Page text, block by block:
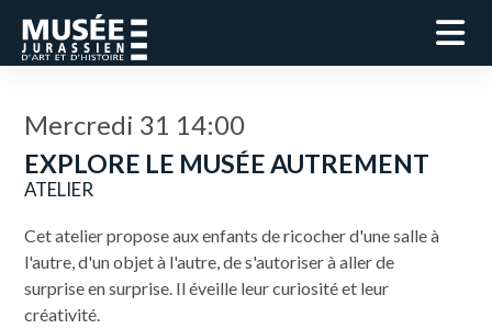
Mercredi 31 14:00
EXPLORE LE MUSÉE AUTREMENT
ATELIER
Cet atelier propose aux enfants de ricocher d'une salle à
l'autre, d'un objet à l'autre, de s'autoriser à aller de
surprise en surprise. Il éveille leur curiosité et leur
créativité.